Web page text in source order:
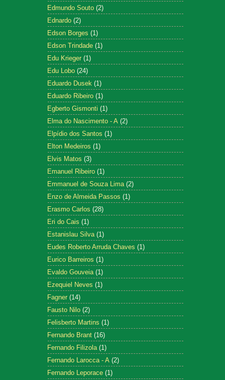
Edmundo Souto (2)
Ednardo (2)
Edson Borges (1)
Edson Trindade (1)
Edu Krieger (1)
Edu Lobo (24)
Eduardo Dusek (1)
Eduardo Ribeiro (1)
Egberto Gismonti (1)
Elma do Nascimento - A (2)
Elpídio dos Santos (1)
Elton Medeiros (1)
Elvis Matos (3)
Emanuel Ribeiro (1)
Emmanuel de Souza Lima (2)
Enzo de Almeida Passos (1)
Erasmo Carlos (28)
Eri do Cais (1)
Estanislau Silva (1)
Eudes Roberto Arruda Chaves (1)
Eurico Barreiros (1)
Evaldo Gouveia (1)
Ezequiel Neves (1)
Fagner (14)
Fausto Nilo (2)
Felisberto Martins (1)
Fernando Brant (16)
Fernando Filizola (1)
Fernando Larocca - A (2)
Fernando Leporace (1)